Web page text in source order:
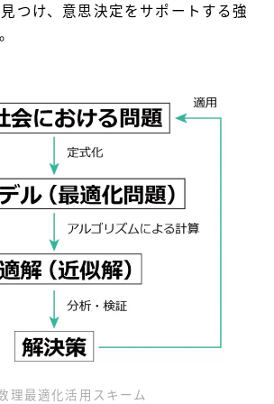
つけ、意思決定をサポートする強
理最適化活用スキーム